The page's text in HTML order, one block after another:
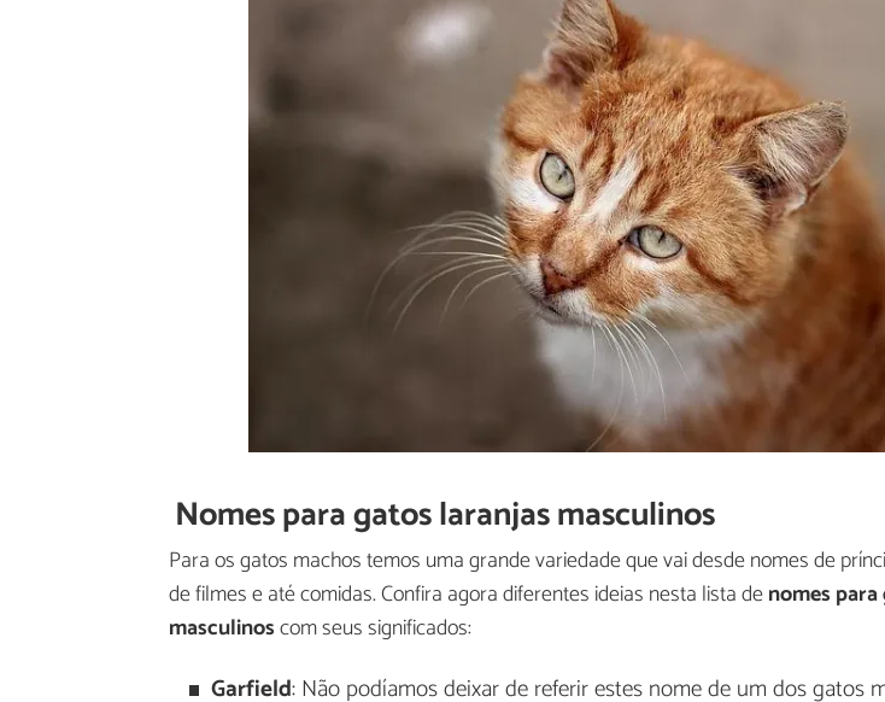
Nomes para gatos laranjas masculinos
Para os gatos machos temos uma grande variedade que vai desde nomes de
de filmes e até comidas. Confira agora diferentes ideias nesta lista denomes
masculinoscom seus significados:
Garfield: Não podíamos deixar de referir estes nome de um dos gatos